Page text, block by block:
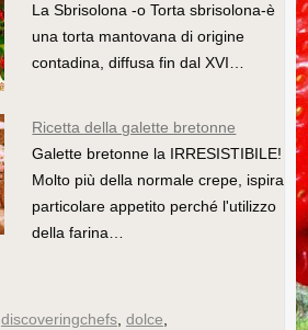
La Sbrisolona -o Torta sbrisolona-è
una torta mantovana di origine
contadina, diffusa fin dal XVI…
Ricetta della galette bretonne
Galette bretonne la IRRESISTIBILE!
Molto più della normale crepe, ispira
particolare appetito perché l'utilizzo
della farina…
discoveringchefs, dolce,